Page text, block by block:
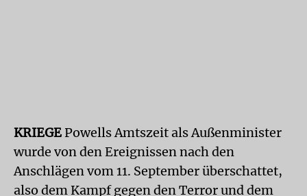
KRIEGEPowells Amtszeit als Außenminister
wurde von den Ereignissen nach den
Anschlägen vom 11. September überschattet,
also dem Kampf gegen den Terror und dem